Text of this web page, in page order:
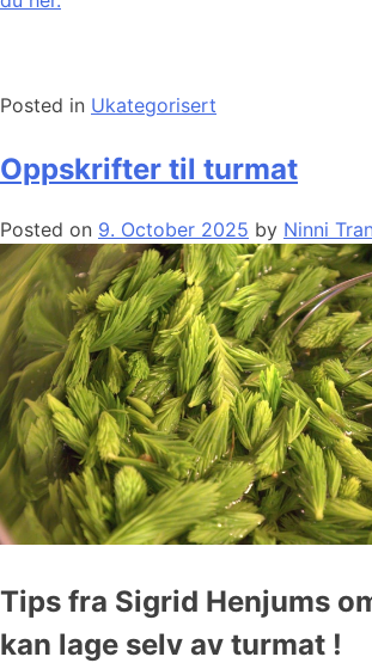
Posted in Ukategorisert
Oppskrifter til turmat
Posted on 9. October 2025 by Ninni
Tips fra Sigrid Henjums
kan lage selv av turmat !